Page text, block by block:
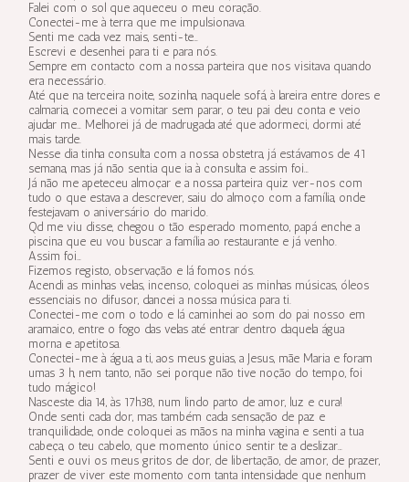
Falei com o sol que aqueceu o meu coração.
Conectei-me à terra que me impulsionava.
Senti me cada vez mais, senti-te…
Escrevi e desenhei para ti e para nós.
Sempre em contacto com a nossa parteira que nos visitava quando
era necessário.
Até que na terceira noite, sozinha, naquele sofá, à lareira entre dores e
calmaria, comecei a vomitar sem parar, o teu pai deu conta e veio
ajudar me… Melhorei já de madrugada até que adormeci, dormi até
mais tarde.
Nesse dia tinha consulta com a nossa obstetra, já estávamos de 41
semana, mas já não sentia que ia à consulta e assim foi…
Já não me apeteceu almoçar e a nossa parteira quiz ver-nos com
tudo o que estava a descrever, saiu do almoço com a família, onde
festejavam o aniversário do marido.
Qd me viu disse, chegou o tão esperado momento, papá enche a
piscina que eu vou buscar a família ao restaurante e já venho.
Assim foi…
Fizemos registo, observação e lá fomos nós.
Acendi as minhas velas, incenso, coloquei as minhas músicas, óleos
essenciais no difusor, dancei a nossa música para ti.
Conectei-me com o todo e lá caminhei ao som do pai nosso em
aramaico, entre o fogo das velas até entrar dentro daquela água
morna e apetitosa.
Conectei-me à água, a ti, aos meus guias, a Jesus, mãe Maria e foram
umas 3 h, nem tanto, não sei porque não tive noção do tempo, foi
tudo mágico!
Nasceste dia 14, às 17h38, num lindo parto de amor, luz e cura!
Onde senti cada dor, mas também cada sensação de paz e
tranquilidade, onde coloquei as mãos na minha vagina e senti a tua
cabeça, o teu cabelo, que momento único sentir te a deslizar…
Senti e ouvi os meus gritos de dor, de libertação, de amor, de prazer,
prazer de viver este momento com tanta intensidade que nenhum